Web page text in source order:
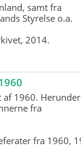
samt fra
Styrelse o.a.
2014.
af 1960. Herunder
fra
fra 1960,